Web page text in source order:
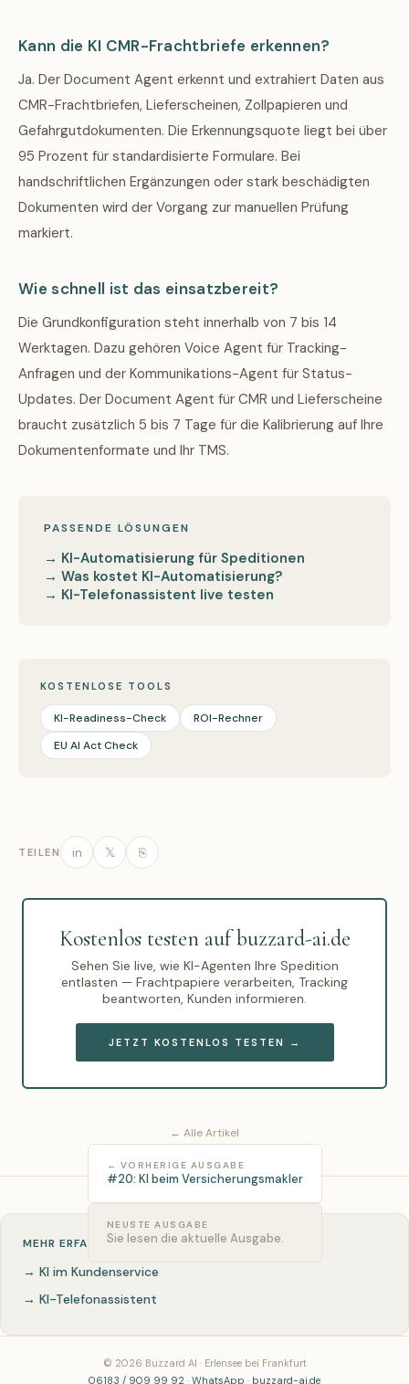
Kann die KI CMR-Frachtbriefe erkennen?
Ja. Der Document Agent erkennt und extrahiert Daten aus
CMR-Frachtbriefen, Lieferscheinen, Zollpapieren und
Gefahrgutdokumenten. Die Erkennungsquote liegt bei über
95 Prozent für standardisierte Formulare. Bei
handschriftlichen Ergänzungen oder stark beschädigten
Dokumenten wird der Vorgang zur manuellen Prüfung
markiert.
Wie schnell ist das einsatzbereit?
Die Grundkonfiguration steht innerhalb von 7 bis 14
Werktagen. Dazu gehören Voice Agent für Tracking-
Anfragen und der Kommunikations-Agent für Status-
Updates. Der Document Agent für CMR und Lieferscheine
braucht zusätzlich 5 bis 7 Tage für die Kalibrierung auf Ihre
Dokumentenformate und Ihr TMS.
PASSENDE LÖSUNGEN
→ KI-Automatisierung für Speditionen
→ Was kostet KI-Automatisierung?
→ KI-Telefonassistent live testen
KOSTENLOSE TOOLS
KI-Readiness-Check
ROI-Rechner
EU AI Act Check
TEILEN in 𝕏 ⎘
Kostenlos testen auf buzzard-ai.de
Sehen Sie live, wie KI-Agenten Ihre Spedition
entlasten — Frachtpapiere verarbeiten, Tracking
beantworten, Kunden informieren.
JETZT KOSTENLOS TESTEN →
← Alle Artikel
← VORHERIGE AUSGABE
#20: KI beim Versicherungsmakler
NEUSTE AUSGABE
Sie lesen die aktuelle Ausgabe.
MEHR ERFAHREN
→ KI im Kundenservice
→ KI-Telefonassistent
© 2026 Buzzard AI · Erlensee bei Frankfurt
06183 / 909 99 92 · WhatsApp · buzzard-ai.de